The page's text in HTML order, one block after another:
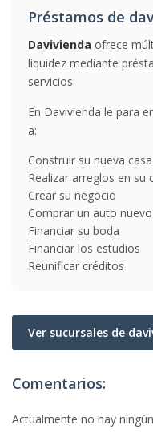
Préstamos de
Davivienda ofrece
liquidez mediante
servicios.
En Davivienda le para
a:
Construir su nueva casa
Realizar arreglos en su
Crear su negocio
Comprar un auto nuevo
Financiar su boda
Financiar los estudios
Reunificar créditos
Ver sucursales de
Comentarios:
Actualmente no hay